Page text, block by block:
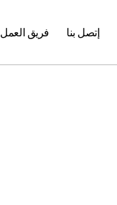
إتصل بنا فريق العمل